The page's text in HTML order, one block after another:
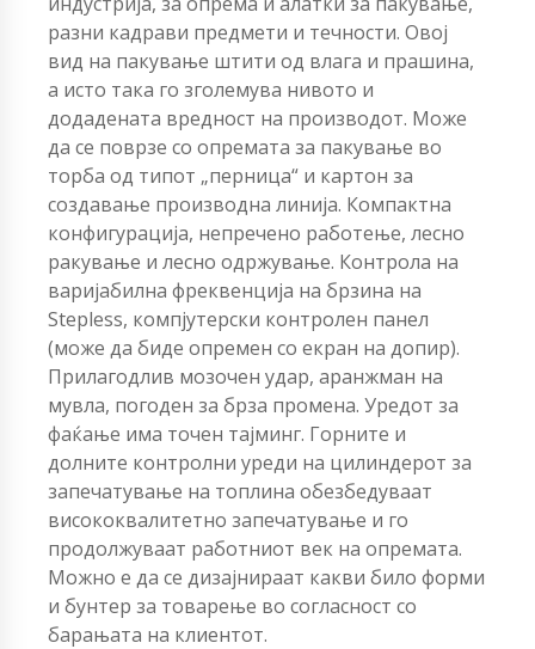
разни кадрави предмети и течности. Овој
вид на пакување штити од влага и прашина,
а исто така го зголемува нивото и
додадената вредност на производот. Може
да се поврзе со опремата за пакување во
торба од типот „перница“ и картон за
создавање производна линија. Компактна
конфигурација, непречено работење, лесно
ракување и лесно одржување. Контрола на
варијабилна фреквенција на брзина на
Stepless, компјутерски контролен панел
(може да биде опремен со екран на допир).
Прилагодлив мозочен удар, аранжман на
мувла, погоден за брза промена. Уредот за
фаќање има точен тајминг. Горните и
долните контролни уреди на цилиндерот за
запечатување на топлина обезбедуваат
висококвалитетно запечатување и го
продолжуваат работниот век на опремата.
Можно е да се дизајнираат какви било форми
и бунтер за товарење во согласност со
барањата на клиентот.